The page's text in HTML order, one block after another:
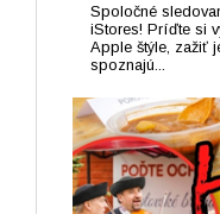
Spoločné
iStores! Príďte si
Apple štýle, zažiť
spoznajú...